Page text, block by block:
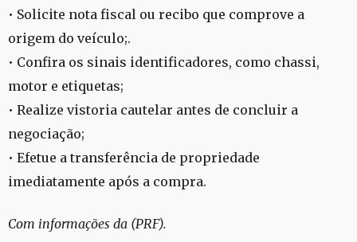
• Solicite nota fiscal ou recibo que comprove a
origem do veículo;.
• Confira os sinais identificadores, como chassi,
motor e etiquetas;
• Realize vistoria cautelar antes de concluir a
negociação;
• Efetue a transferência de propriedade
imediatamente após a compra.
Com informações da (PRF).